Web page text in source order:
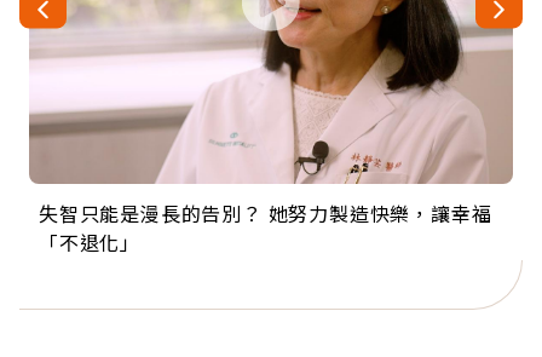
失智只能是漫長的告別？ 她努力製造快樂，讓幸福
「不退化」
來自剛果的巧克力神父 為台灣奉獻36年 「台灣是我
的家，我連作夢都講台語！」
63歲卸矽谷副總、搬回台灣找快樂！「蛋黃哥小
丑」走進安養院，逗樂上萬爺奶：退休後才開始真
104歲打破金氏世界紀錄 成為全球最年長羽球選
手，分享長壽的秘密原來是「這個」
事業巔峰他選擇追夢…黑手阿伯拉小提琴還登上小
巨蛋！連CNN都大讚！